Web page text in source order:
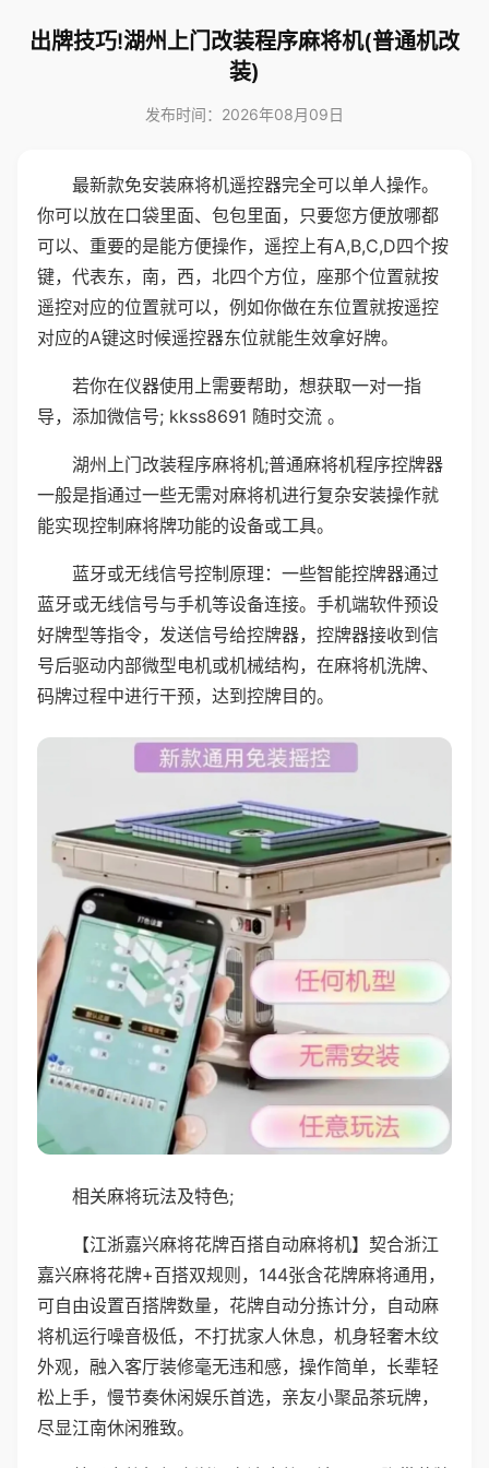
出牌技巧!湖州上门改装程序麻将机(普通机改
装)
发布时间：2026年08月09日
最新款免安装麻将机遥控器完全可以单人操作。
你可以放在口袋里面、包包里面，只要您方便放哪都
可以、重要的是能方便操作，遥控上有A,B,C,D四个按
键，代表东，南，西，北四个方位，座那个位置就按
遥控对应的位置就可以，例如你做在东位置就按遥控
对应的A键这时候遥控器东位就能生效拿好牌。
若你在仪器使用上需要帮助，想获取一对一指
导，添加微信号; kkss8691 随时交流 。
湖州上门改装程序麻将机;普通麻将机程序控牌器
一般是指通过一些无需对麻将机进行复杂安装操作就
能实现控制麻将牌功能的设备或工具。
蓝牙或无线信号控制原理：一些智能控牌器通过
蓝牙或无线信号与手机等设备连接。手机端软件预设
好牌型等指令，发送信号给控牌器，控牌器接收到信
号后驱动内部微型电机或机械结构，在麻将机洗牌、
码牌过程中进行干预，达到控牌目的。
相关麻将玩法及特色;
【江浙嘉兴麻将花牌百搭自动麻将机】契合浙江
嘉兴麻将花牌+百搭双规则，144张含花牌麻将通用，
可自由设置百搭牌数量，花牌自动分拣计分，自动麻
将机运行噪音极低，不打扰家人休息，机身轻奢木纹
外观，融入客厅装修毫无违和感，操作简单，长辈轻
松上手，慢节奏休闲娱乐首选，亲友小聚品茶玩牌，
尽显江南休闲雅致。